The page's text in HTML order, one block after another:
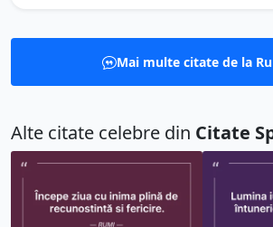
Mai multe citate de la
Alte citate celebre din Citate